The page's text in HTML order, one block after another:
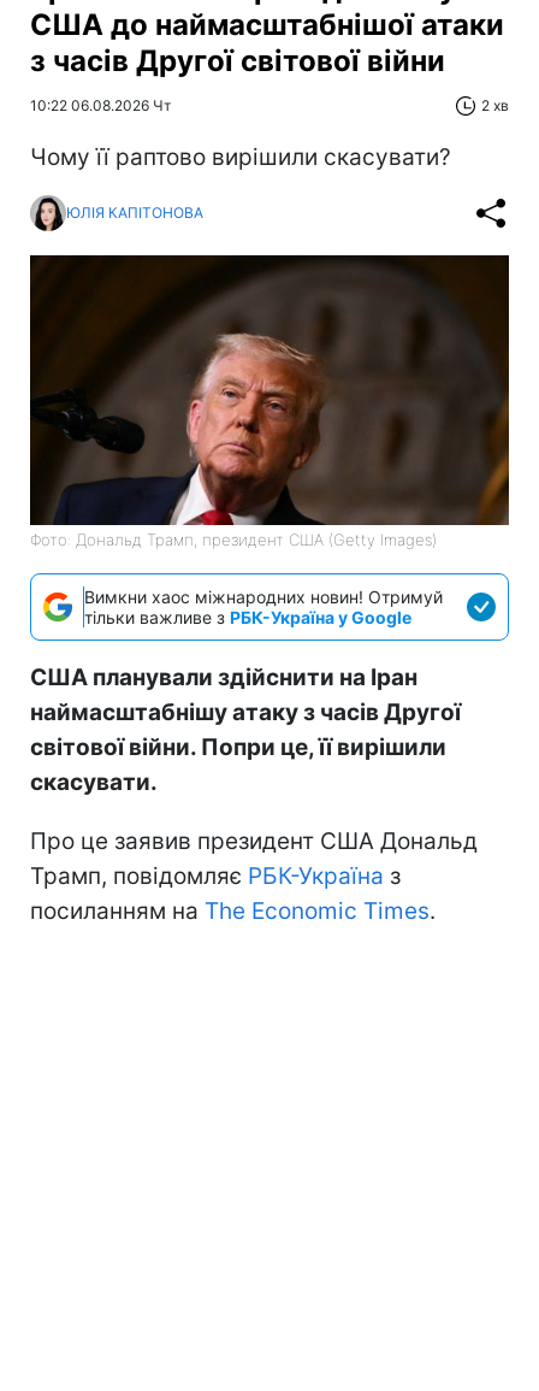
США до наймасштабнішої атаки
з часів Другої світової війни
10:22 06.08.2026 Чт 2 хв
Чому її раптово вирішили скасувати?
ЮЛІЯ КАПІТОНОВА
Фото: Дональд Трамп, президент США (Getty Images)
Вимкни хаос міжнародних новин! Отримуй
тільки важливе з РБК-Україна у Google
США планували здійснити на Іран
наймасштабнішу атаку з часів Другої
світової війни. Попри це, її вирішили
скасувати.
Про це заявив президент США Дональд
Трамп, повідомляє РБК-Україна з
посиланням на The Economic Times.